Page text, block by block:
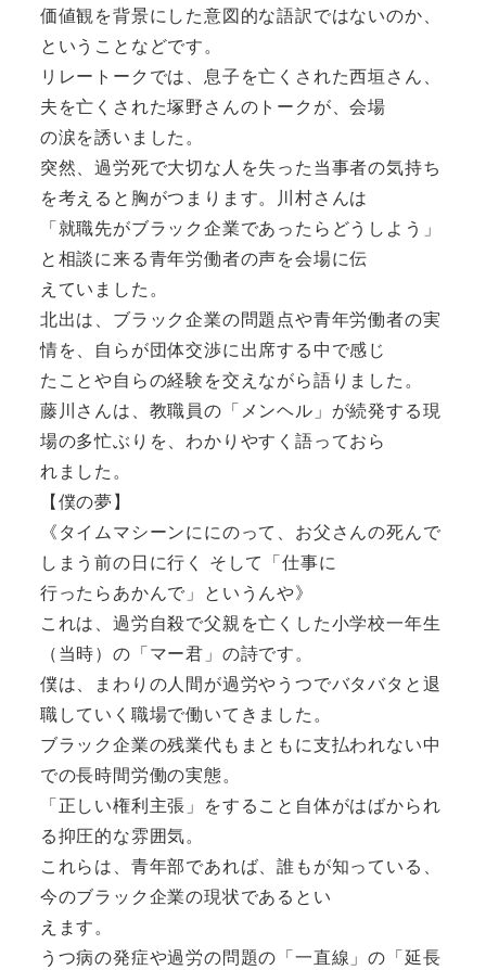
価値観を背景にした意図的な語訳ではないのか、
ということなどです。
リレートークでは、息子を亡くされた西垣さん、
夫を亡くされた塚野さんのトークが、会場
の涙を誘いました。
突然、過労死で大切な人を失った当事者の気持ち
を考えると胸がつまります。川村さんは
「就職先がブラック企業であったらどうしよう」
と相談に来る青年労働者の声を会場に伝
えていました。
北出は、ブラック企業の問題点や青年労働者の実
情を、自らが団体交渉に出席する中で感じ
たことや自らの経験を交えながら語りました。
藤川さんは、教職員の「メンヘル」が続発する現
場の多忙ぶりを、わかりやすく語っておら
れました。
【僕の夢】
《タイムマシーンににのって、お父さんの死んで
しまう前の日に行く そして「仕事に
行ったらあかんで」というんや》
これは、過労自殺で父親を亡くした小学校一年生
（当時）の「マー君」の詩です。
僕は、まわりの人間が過労やうつでバタバタと退
職していく職場で働いてきました。
ブラック企業の残業代もまともに支払われない中
での長時間労働の実態。
「正しい権利主張」をすること自体がはばかられ
る抑圧的な雰囲気。
これらは、青年部であれば、誰もが知っている、
今のブラック企業の現状であるとい
えます。
うつ病の発症や過労の問題の「一直線」の「延長